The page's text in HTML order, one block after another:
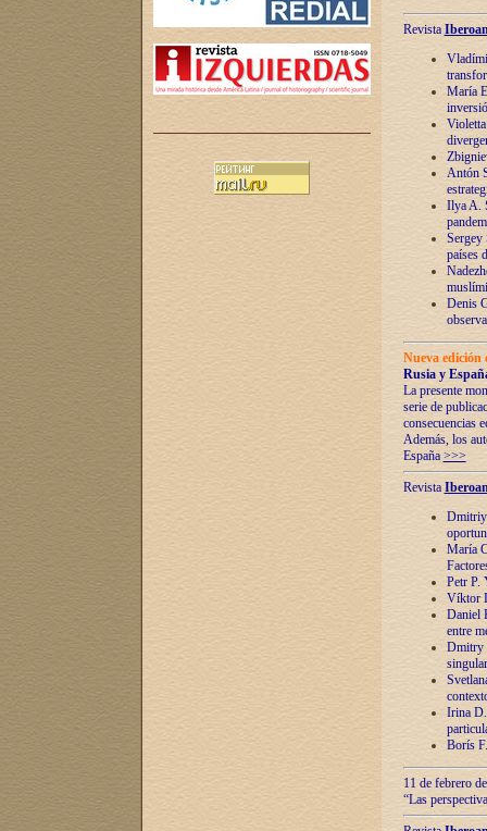
Revista
María
Antón
Ilya A.
Sergey
países
Denis
Nueva
Rusia y
La presente
serie de
consecuencias
Además, los
España >>>
Revista
Dmitriy
María
Petr P.
Víktor
Daniel
entre
Dmitry
Irina
Borís
11 de febrero
“Las